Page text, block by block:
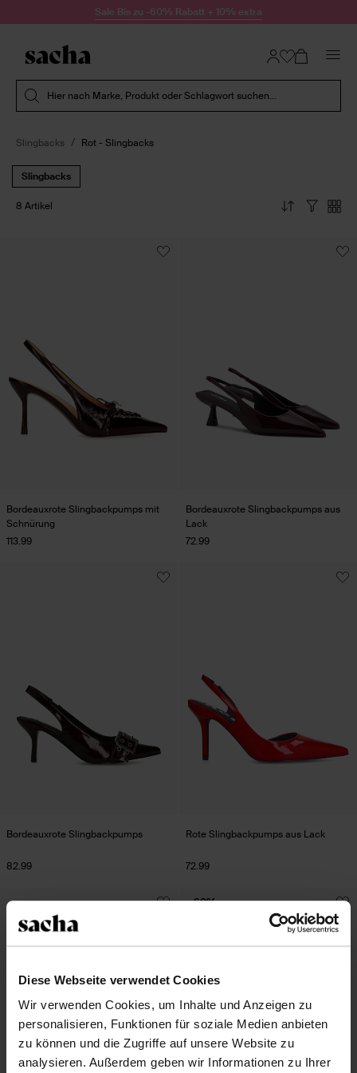
Diese Webseite verwendet Cookies
Wir verwenden Cookies, um Inhalte und Anzeigen zu
personalisieren, Funktionen für soziale Medien anbieten
zu können und die Zugriffe auf unsere Website zu
analysieren. Außerdem geben wir Informationen zu Ihrer
Zum Inhalt springenSale Bis zu -60% Rabatt + 10% extra
Hier nach Marke, Produkt oder Schlagwort suchen...
Slingbacks Rot - Slingbacks
Slingbacks
8 Artikel
Bordeauxrote Slingbackpumps mit
Schnürung
113.99
Bordeauxrote Slingbackpumps aus
Lack
72.99
Bordeauxrote Slingbackpumps
82.99
Rote Slingbackpumps aus Lack
72.99
- 60%